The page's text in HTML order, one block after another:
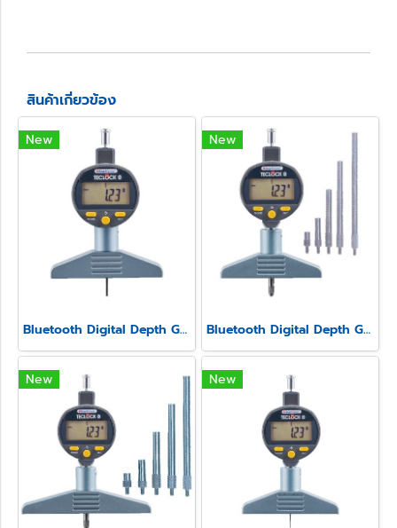
สินค้าเกี่ยวข้อง
New
Bluetooth Digital Depth Gauge Model SSD-211
New
Bluetooth Digital Depth Gauge Model SSD-214
New New